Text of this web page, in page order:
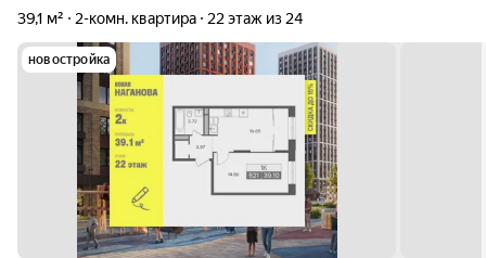
39,1 м²
2-комн. квартира 22 этаж из 24
новостройка